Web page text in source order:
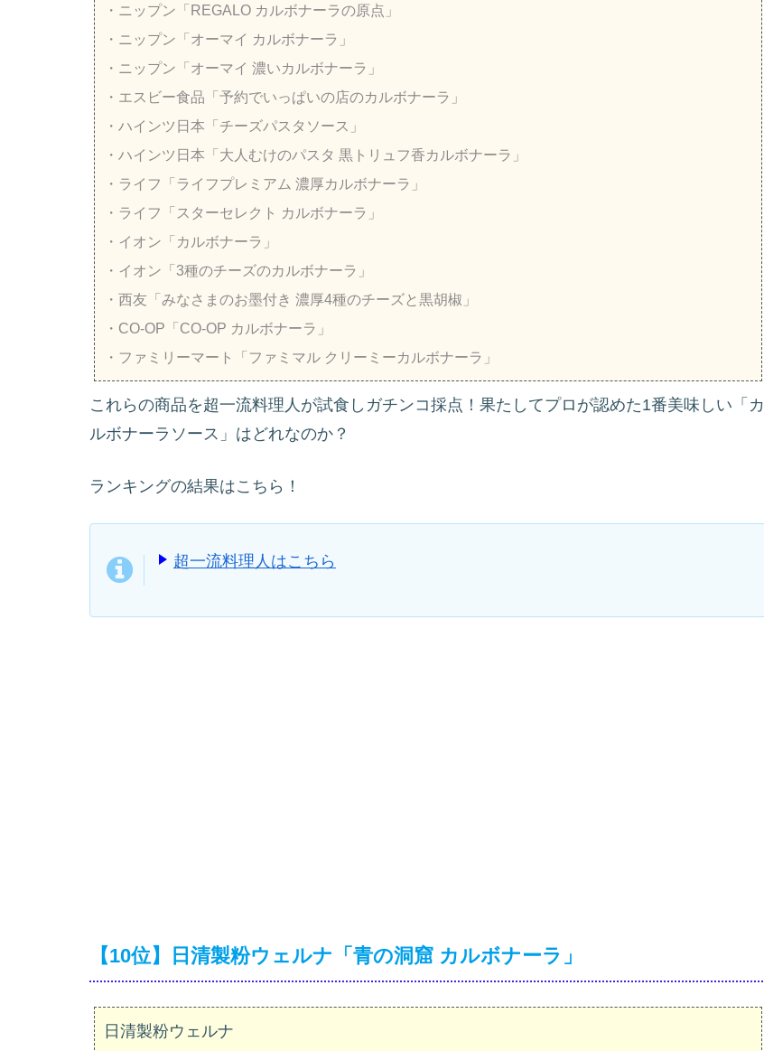
・ニップン「REGALO カルボナーラの原点」
・ニップン「オーマイ カルボナーラ」
・ニップン「オーマイ 濃いカルボナーラ」
・エスビー食品「予約でいっぱいの店のカルボナーラ」
・ハインツ日本「チーズパスタソース」
・ハインツ日本「大人むけのパスタ 黒トリュフ香カルボナーラ」
・ライフ「ライフプレミアム 濃厚カルボナーラ」
・ライフ「スターセレクト カルボナーラ」
・イオン「カルボナーラ」
・イオン「3種のチーズのカルボナーラ」
・西友「みなさまのお墨付き 濃厚4種のチーズと黒胡椒」
・CO-OP「CO-OP カルボナーラ」
・ファミリーマート「ファミマル クリーミーカルボナーラ」
これらの商品を超一流料理人が試食しガチンコ採点！果たしてプロが認めた1番美味しい「カ
ルボナーラソース」はどれなのか？
ランキングの結果はこちら！
超一流料理人はこちら
【10位】日清製粉ウェルナ「青の洞窟 カルボナーラ」
日清製粉ウェルナ